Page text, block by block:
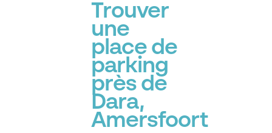
Trouver
une
place de
parking
près de
Dara,
Amersfoort